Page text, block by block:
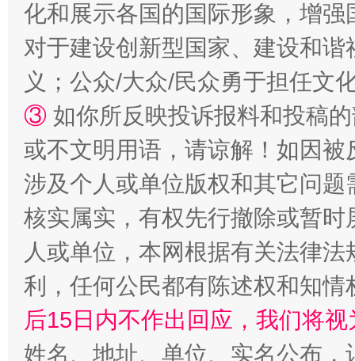
招工难、用工荒背后
网上购药对药下症？
化和展示各国的国际形象，增
对于建设创新型国家、建设和
义；公众/大众/民众勇于担任文
③ 如你所反映投诉报料和投稿
或不文明用语，请谅解！如因
涉及个人或单位版权和其它问题
核实属实，有权先行撤除或暂
人或单位，本网根据有关法律
利，任何公民都有陈述权和知情
后15日内不作出回应，我们将
姓名、地址、单位、实名公布